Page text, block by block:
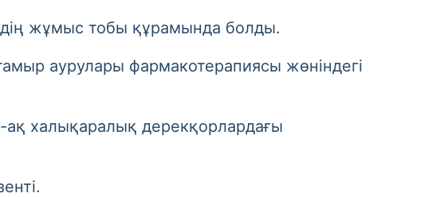
жұмыс тобы құрамында болды.
аурулары фармакотерапиясы жөніндегі
халықаралық дерекқорлардағы